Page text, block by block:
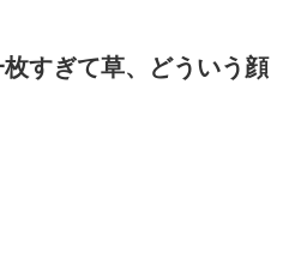
すぎて草、どういう顔